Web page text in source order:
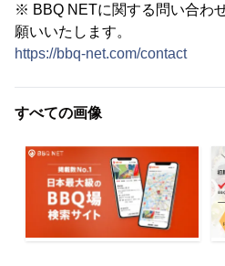
※ BBQ NETに関する問い合わ
願いいたします。
https://bbq-net.com/contact
すべての画像